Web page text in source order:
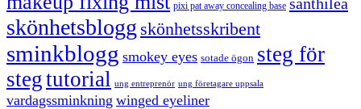
pixi pat away concealing base
skönhetsblogg skönhetsskribent
sminkblogg smokey eyes sotade ögon steg för
stegtutorial ung entreprenör ung företagare uppsala
vardagssminkning winged eyeliner